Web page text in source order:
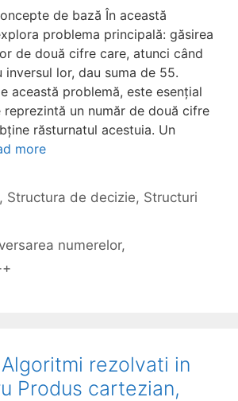
de bază În această
problema principală: găsirea
de două cifre care, atunci când
inversul lor, dau suma de 55.
această problemă, este esențial
reprezintă un număr de două cifre
răsturnatul acestuia. Un
more
, Structura de decizie, Structuri
numerelor,
rezolvati in
Produs cartezian,